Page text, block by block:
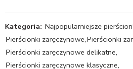
Kategoria: Najpopularniejsze
Pierścionki zaręczynowe,Pierścionki
Pierścionki zaręczynowe delikatne,
Pierścionki zaręczynowe klasyczne,